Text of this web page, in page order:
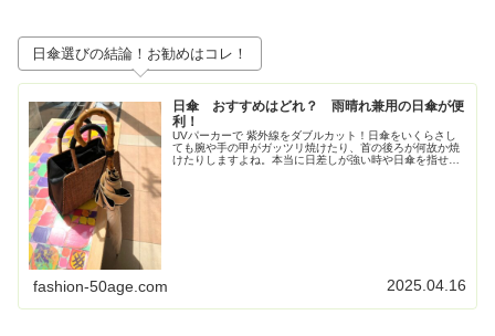
日傘選びの結論！お勧めはコレ！
日傘 おすすめはどれ？ 雨晴れ兼用の日傘が便
利！
UVパーカーで 紫外線をダブルカット！日傘をいくらさし
ても腕や手の甲がガッツリ焼けたり、首の後ろが何故か焼
けたりしますよね。本当に日差しが強い時や日傘を指せな
fashion-50age.com 2025.04.16